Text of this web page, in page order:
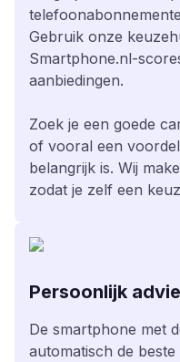
Gebruik onze
Smartphone.nl-
aanbiedingen.
Zoek je een goede
of vooral een
belangrijk is. Wij
zodat je zelf een
Persoonlijk
De smartphone met
automatisch de